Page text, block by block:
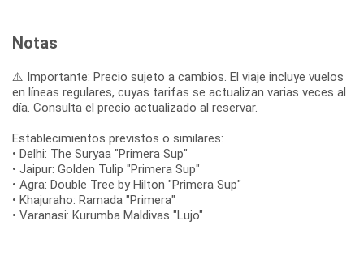
Notas
⚠️ Importante: Precio sujeto a cambios. El viaje incluye vuelos
en líneas regulares, cuyas tarifas se actualizan varias veces al
día. Consulta el precio actualizado al reservar.
Establecimientos previstos o similares:
• Delhi: The Suryaa "Primera Sup"
• Jaipur: Golden Tulip "Primera Sup"
• Agra: Double Tree by Hilton "Primera Sup"
• Khajuraho: Ramada "Primera"
• Varanasi: Kurumba Maldivas "Lujo"